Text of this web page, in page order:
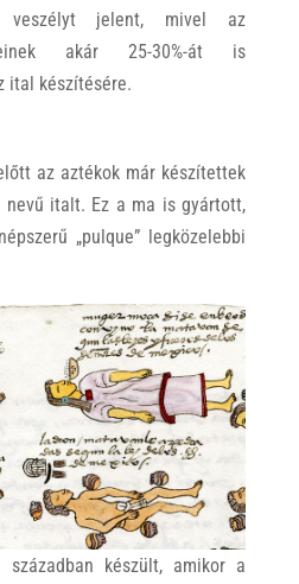
veszélyt jelent, mivel az
akár 25-30%-át is
ital készítésére.
az aztékok már készítettek
nevű italt. Ez a ma is gyártott,
„pulque” legközelebbi
készült, amikor a